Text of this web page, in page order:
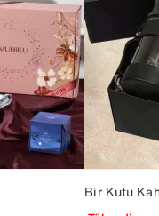
Bir Kutu